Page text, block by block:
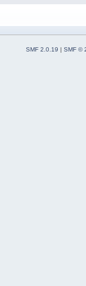
SMF 2.0.19 | SMF ©